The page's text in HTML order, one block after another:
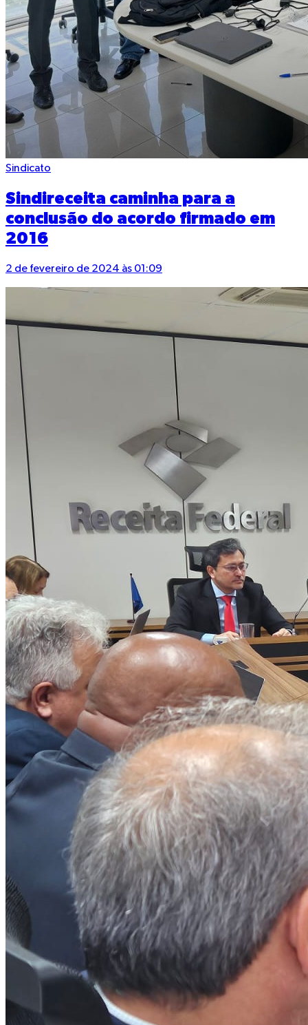
Sindicato
Sindireceita caminha para a
conclusão do acordo firmado em
2016
2 de fevereiro de 2024 às 01:09